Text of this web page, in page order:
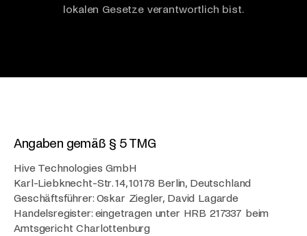
lokalen Gesetze verantwortlich bist.
Angaben gemäß § 5 TMG
Hive Technologies GmbH
Karl-Liebknecht-Str. 14, 10178 Berlin, Deutschland
Geschäftsführer: Oskar Ziegler, David Lagarde
Handelsregister: eingetragen unter HRB 217337 beim
AmtsgerichtCharlottenburg‍